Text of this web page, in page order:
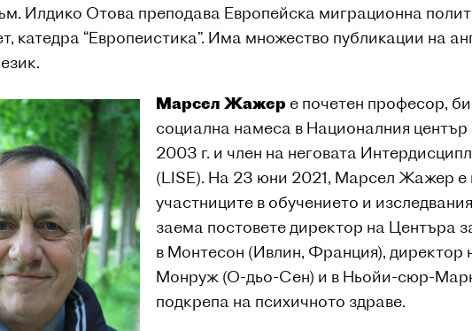
Илдико Отова преподава Европейска миграционна
катедра “Европеистика”. Има множество публикации на
Марсел Жажер е почетен професор,
социална намеса в Националния
2003 г. и член на неговата
(LISE). На 23 юни 2021, Марсел Жажер е
участниците в обучението и
заема постовете директор на Центъра
в Монтесон (Ивлин, Франция), директор
Монруж (О-дьо-Сен) и в Ньойи-сюр-
подкрепа на психичното здраве.